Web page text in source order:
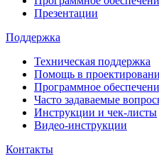
Презентации
Поддержка
Техническая поддержка
Помощь в
Программное
Часто задаваемые
Инструкции и чек-листы
Видео-инструкции
Контакты